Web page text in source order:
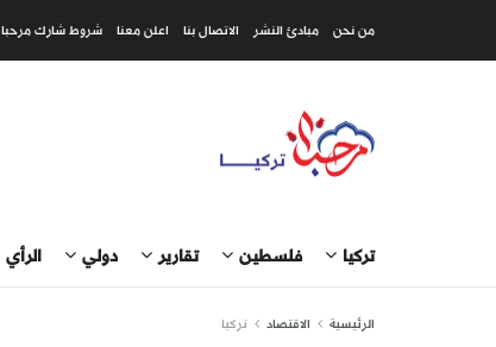
من نحن مبادئ النشر الاتصال بنا اعلن معنا شروط شارك مرحبا
تركيا فلسطين تقارير دولي الرأي
الرئيسية الاقتصاد تركيا